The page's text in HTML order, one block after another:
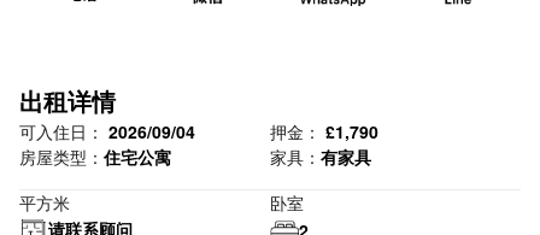
出租详情
可入住日： 2026/09/04 押金： £1,790
房屋类型： 住宅公寓 家具： 有家具
平方米
请联系顾问
卧室
2